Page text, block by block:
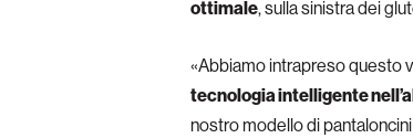
ottimale, sulla sinistra dei
«Abbiamo intrapreso questo
tecnologia intelligente
nostro modello di